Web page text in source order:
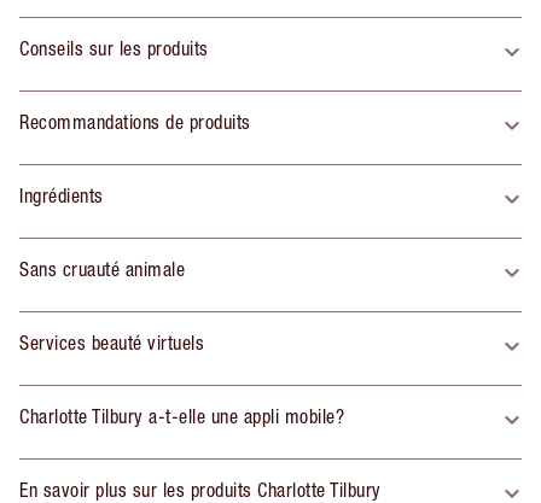
Conseils sur les produits
Recommandations de produits
Ingrédients
Sans cruauté animale
Services beauté virtuels
Charlotte Tilbury a-t-elle une appli mobile?
En savoir plus sur les produits Charlotte Tilbury